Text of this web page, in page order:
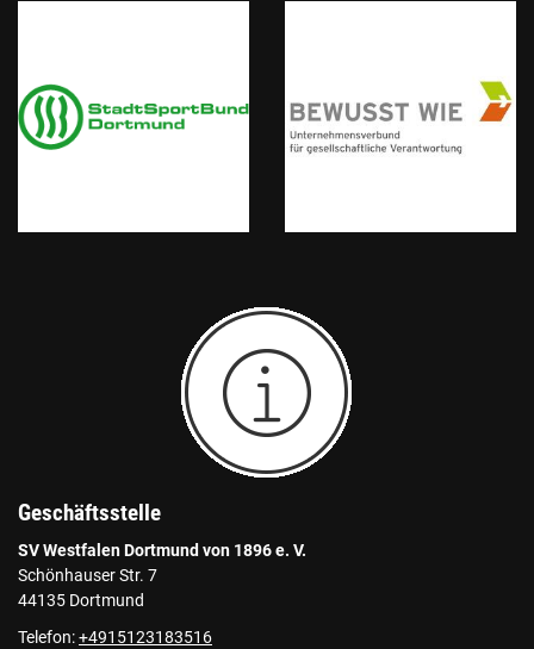
Geschäftsstelle
SV Westfalen Dortmund von 1896 e. V.
Schönhauser Str. 7
44135 Dortmund
Telefon:+4915123183516